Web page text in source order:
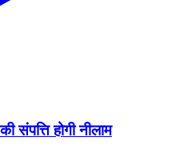
संपत्ति होगी नीलाम